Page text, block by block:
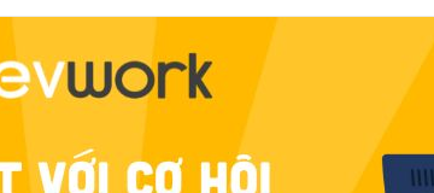
lý: Chất lượng (Quality) Tiến độ (Progress) Thời hạn